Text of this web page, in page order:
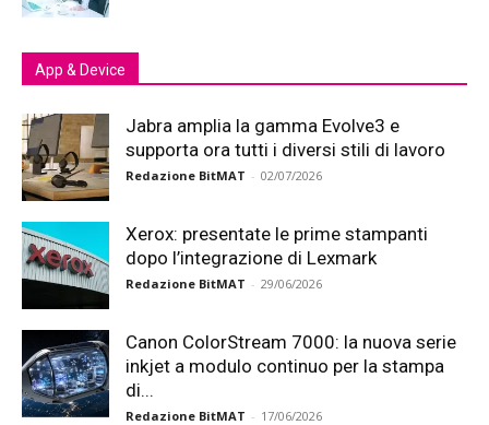
App & Device
Jabra amplia la gamma Evolve3 e
supporta ora tutti i diversi stili di lavoro
Redazione BitMAT - 02/07/2026
Xerox: presentate le prime stampanti
dopo l’integrazione di Lexmark
Redazione BitMAT - 29/06/2026
Canon ColorStream 7000: la nuova serie
inkjet a modulo continuo per la stampa
di...
Redazione BitMAT - 17/06/2026